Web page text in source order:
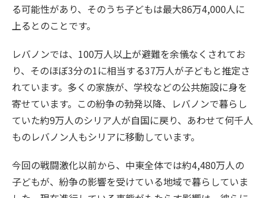
る可能性があり、そのうち子どもは最大86万4,000人に
上るとのことです。
レバノンでは、100万人以上が避難を余儀なくされてお
り、そのほぼ3分の1に相当する37万人が子どもと推定さ
れています。多くの家族が、学校などの公共施設に身を
寄せています。この紛争の勃発以降、レバノンで暮らし
ていた約9万人のシリア人が自国に戻り、あわせて何千人
ものレバノン人もシリアに移動しています。
今回の戦闘激化以前から、中東全体では約4,480万人の
子どもが、紛争の影響を受けている地域で暮らしていま